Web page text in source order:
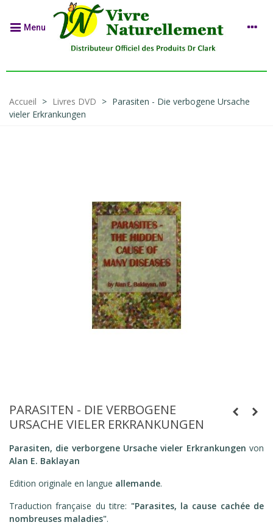
Menu
Accueil > Livres DVD > Parasiten - Die verbogene Ursache
vieler Erkrankungen
PARASITEN - DIE VERBOGENE
URSACHE VIELER ERKRANKUNGEN
Parasiten, die verborgene Ursache vieler Erkrankungen von
Alan E. Baklayan
Edition originale en langue allemande.
Traduction française du titre: "Parasites, la cause cachée de
nombreuses maladies".